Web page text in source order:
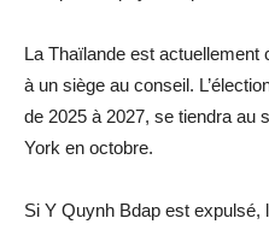
La Thaïlande est actuellement
à un siège au conseil.
de 2025 à 2027, se tiendra au
York en octobre.
Si Y Quynh Bdap est expulsé,